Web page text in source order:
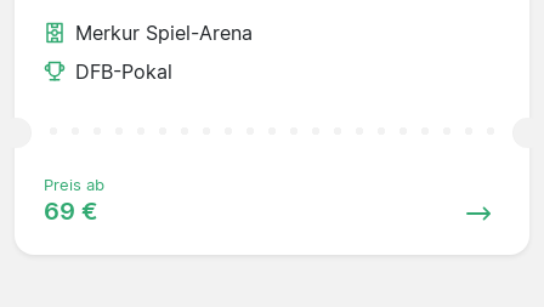
Merkur Spiel-Arena
DFB-Pokal
Preis ab
69 €